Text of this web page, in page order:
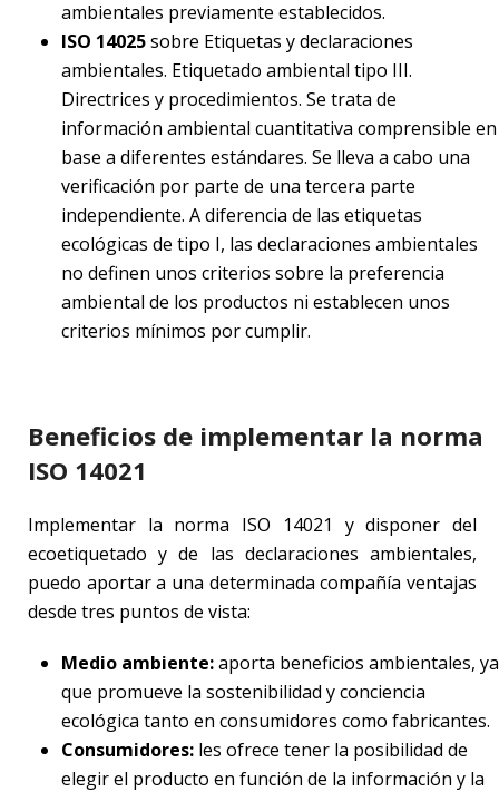
ambientales previamente establecidos.
ISO 14025sobre Etiquetas y declaraciones
ambientales. Etiquetado ambiental tipo III.
Directrices y procedimientos. Se trata de
información ambiental cuantitativa comprensible en
base a diferentes estándares. Se lleva a cabo una
verificación por parte de una tercera parte
independiente. A diferencia de las etiquetas
ecológicas de tipo I, las declaraciones ambientales
no definen unos criterios sobre la preferencia
ambiental de los productos ni establecen unos
criterios mínimos por cumplir.
Beneficios de implementar la norma
ISO 14021
Implementar la norma ISO 14021 y disponer del
ecoetiquetado y de las declaraciones ambientales,
puedo aportar a una determinada compañía ventajas
desde tres puntos de vista:
Medio ambiente:aporta beneficios ambientales, ya
que promueve la sostenibilidad y conciencia
ecológica tanto en consumidores como fabricantes.
Consumidores: les ofrece tener la posibilidad de
elegir el producto en función de la información y la